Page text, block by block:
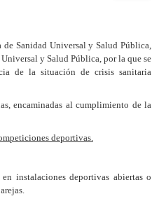
Sanidad Universal y Salud Pública,
y Salud Pública, por la que se
de la situación de crisis sanitaria
encaminadas al cumplimiento de la
deportivas.
instalaciones deportivas abiertas o